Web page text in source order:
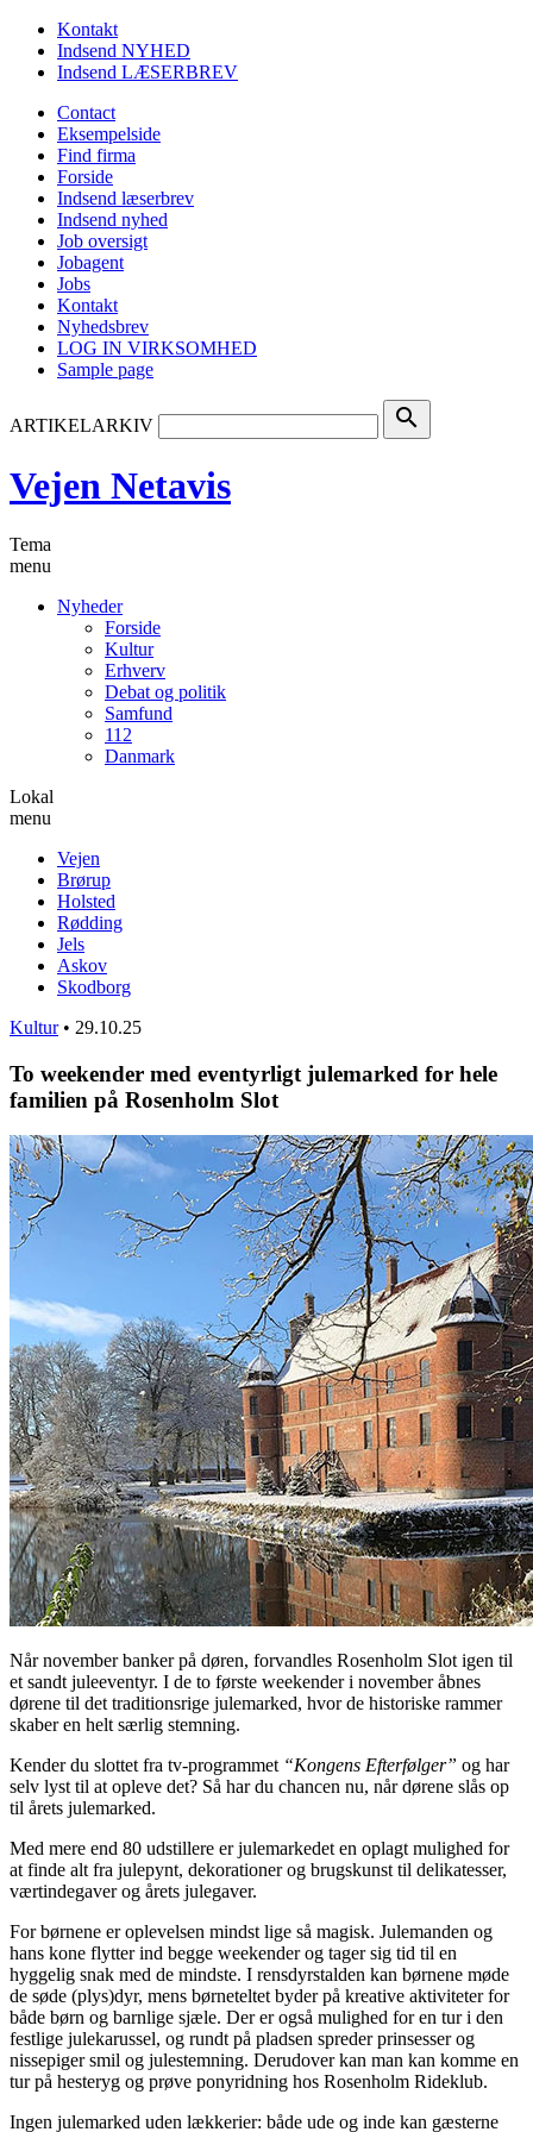
Kontakt
Indsend NYHED
Indsend LÆSERBREV
Contact
Eksempelside
Find firma
Forside
Indsend læserbrev
Indsend nyhed
Job oversigt
Jobagent
Jobs
Kontakt
Nyhedsbrev
LOG IN VIRKSOMHED
Sample page
ARTIKELARKIV search
Vejen Netavis
Tema
menu
Nyheder
Forside
Kultur
Erhverv
Debat og politik
Samfund
112
Danmark
Lokal
menu
Vejen
Brørup
Holsted
Rødding
Jels
Askov
Skodborg
Kultur • 29.10.25
To weekender med eventyrligt julemarked for hele
familien på Rosenholm Slot
Når november banker på døren, forvandles Rosenholm Slot igen til
et sandt juleeventyr. I de to første weekender i november åbnes
dørene til det traditionsrige julemarked, hvor de historiske rammer
skaber en helt særlig stemning.
Kender du slottet fra tv-programmet “Kongens Efterfølger” og har
selv lyst til at opleve det? Så har du chancen nu, når dørene slås op
til årets julemarked.
Med mere end 80 udstillere er julemarkedet en oplagt mulighed for
at finde alt fra julepynt, dekorationer og brugskunst til delikatesser,
værtindegaver og årets julegaver.
For børnene er oplevelsen mindst lige så magisk. Julemanden og
hans kone flytter ind begge weekender og tager sig tid til en
hyggelig snak med de mindste. I rensdyrstalden kan børnene møde
de søde (plys)dyr, mens børneteltet byder på kreative aktiviteter for
både børn og barnlige sjæle. Der er også mulighed for en tur i den
festlige julekarussel, og rundt på pladsen spreder prinsesser og
nissepiger smil og julestemning. Derudover kan man kan komme en
tur på hesteryg og prøve ponyridning hos Rosenholm Rideklub.
Ingen julemarked uden lækkerier: både ude og inde kan gæsterne